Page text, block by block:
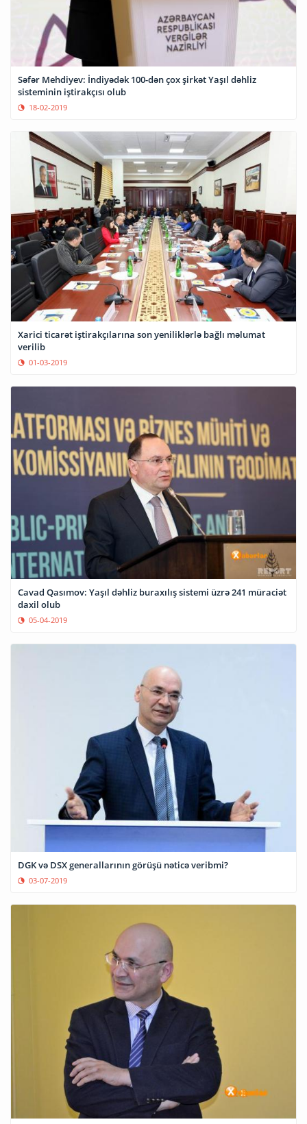
Səfər Mehdiyev: İndiyədək 100-dən çox şirkət Yaşıl dəhliz
sisteminin iştirakçısı olub
18-02-2019
Xarici ticarət iştirakçılarına son yeniliklərlə bağlı məlumat
verilib
01-03-2019
Cavad Qasımov: Yaşıl dəhliz buraxılış sistemi üzrə 241 müraciət
daxil olub
05-04-2019
DGK və DSX generallarının görüşü nəticə veribmi?
03-07-2019